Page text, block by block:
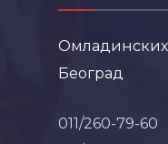
Омладинских
Београд
011/260-79-60